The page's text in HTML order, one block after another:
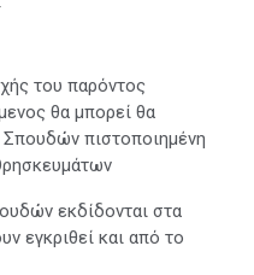
του παρόντος
θα μπορεί θα
πιστοποιημένη
εκδίδονται στα
εγκριθεί και από το